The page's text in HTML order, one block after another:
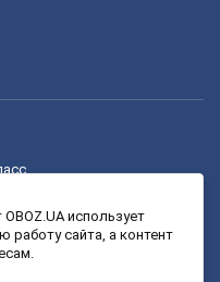
использует
работу сайта, а контент